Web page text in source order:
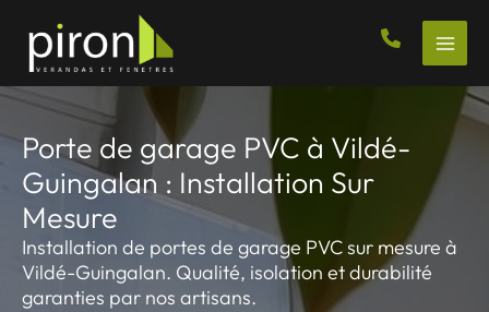
contenu
Porte de garage PVC à Vildé-
Guingalan : Installation Sur
Mesure
Installation de portes de garage PVC sur mesure à
Vildé-Guingalan. Qualité, isolation et durabilité
garanties par nos artisans.